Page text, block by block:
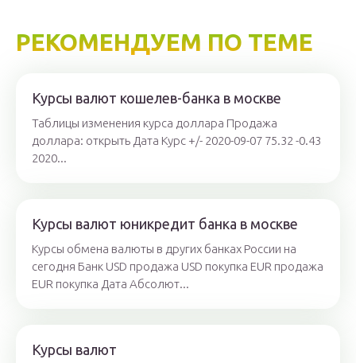
РЕКОМЕНДУЕМ ПО ТЕМЕ
Курсы валют кошелев-банка в москве
Таблицы изменения курса доллара Продажа
доллара: открыть Дата Курс +/- 2020-09-07 75.32 -0.43
2020...
Курсы валют юникредит банка в москве
Курсы обмена валюты в других банках России на
сегодня Банк USD продажа USD покупка EUR продажа
EUR покупка Дата Абсолют...
Курсы валют